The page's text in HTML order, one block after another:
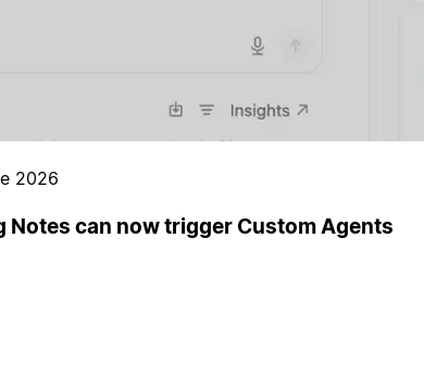
2026
Notes can now trigger Custom Agents